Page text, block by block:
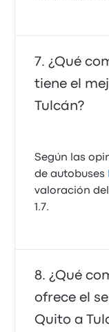
¿Qué
tiene el
Tulcán?
Según las
de autobuses
valoración
1.7.
¿Qué
ofrece el
Quito a